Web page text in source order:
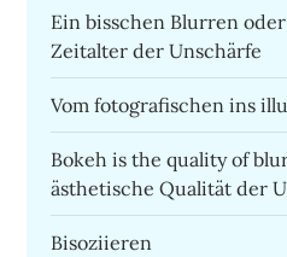
Ein bisschen Blurren
Zeitalter der Unschärfe
Vom fotografischen ins
Bokeh is the quality of
ästhetische Qualität der
Bisoziieren